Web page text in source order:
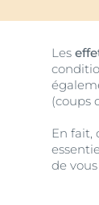
Les
(coups
En fait,
de